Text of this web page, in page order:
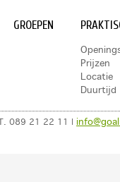
GROEPEN
Prijzen
Locatie
Duurtijd
089 21 22 11 |